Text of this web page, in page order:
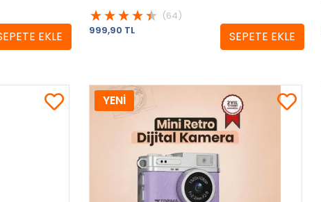
EKLE
(64)
999,90 TL
SEPETE EKLE
YENİ